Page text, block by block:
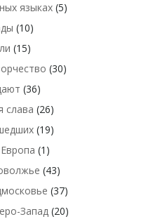
языках(5)
(10)
(15)
(30)
(36)
слава (26)
(19)
(1)
(43)
(37)
Запад (20)